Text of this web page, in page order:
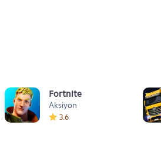
Fortnite
Aksiyon
3.6